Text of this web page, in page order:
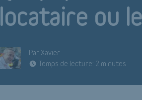
locataire ou
Par Xavier
Temps de lecture: 2 minutes